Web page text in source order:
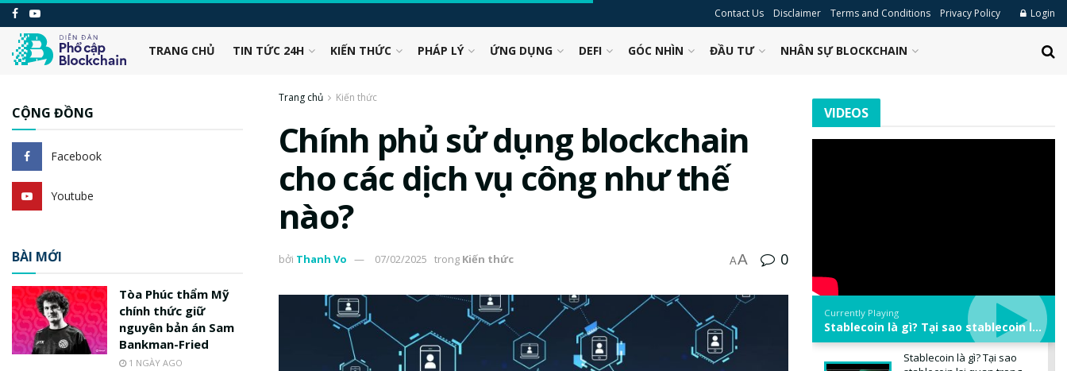
Contact Us Disclaimer Terms and Conditions Privacy Policy Login
TRANG CHỦ TIN TỨC 24H KIẾN THỨC PHÁP LÝ ỨNG DỤNG DEFI GÓC NHÌN ĐẦU TƯ NHÂN SỰ BLOCKCHAIN
Trang chủ Kiến thức
Chính phủ sử dụng blockchain
cho các dịch vụ công như thế
nào?
bởi Thanh Vo 07/02/2025 trong Kiến thức AA 0
CỘNG ĐỒNG
Facebook
Youtube
BÀI MỚI
Tòa Phúc thẩm Mỹ
chính thức giữ
nguyên bản án Sam
Bankman-Fried
1 NGÀY AGO
VIDEOS
Currently Playing
Stablecoin là gì? Tại sao stablecoin lại quan trọng trong thị trường crypto? | Phổ cập Blockchain
Stablecoin là gì? Tại sao